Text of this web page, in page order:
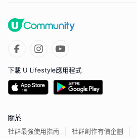
下載 U Lifestyle應用程式
關於
社群最強使用指南 社群創作有價企劃